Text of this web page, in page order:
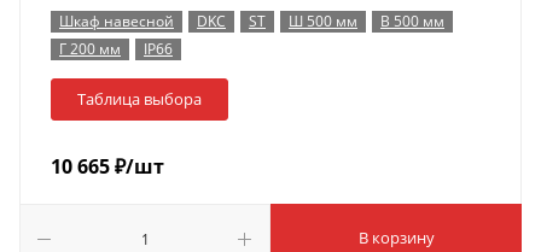
Шкаф навесной DKC ST Ш 500 мм
В 500 мм
Г 200 мм
IP66
Таблица выбора
10 665₽/шт
В корзину